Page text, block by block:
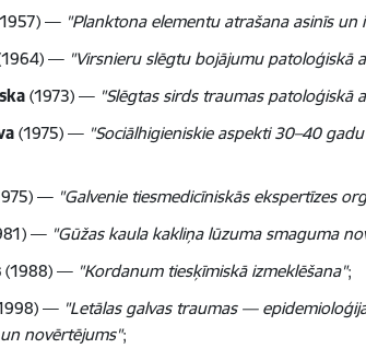
— "Planktona elementu atrašana asinīs
— "Virsnieru slēgtu bojājumu patoloģiskā
(1973) — "Slēgtas sirds traumas patoloģiskā
(1975) — "Sociālhigieniskie aspekti 30–40
— "Galvenie tiesmedicīniskās ekspertīzes
— "Gūžas kaula kakliņa lūzuma smaguma
(1988) — "Kordanum tiesķīmiskā izmeklēšana";
— "Letālas galvas traumas —
novērtējums";